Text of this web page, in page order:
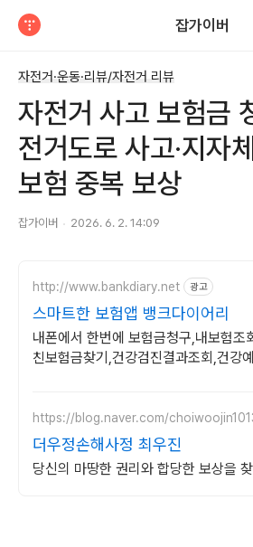
잡가이버
자전거·운동·리뷰/자전거 리뷰
자전거 사고 보험금
전거도로 사고·지자
보험 중복 보상
잡가이버 2026. 6. 2. 14:09
http://www.bankdiary.net 광고
스마트한 보험앱 뱅크다이어리
내폰에서 한번에 보험금청구,내보험조
친보험금찾기,건강검진결과조회,건강
https://blog.naver.com/
더우정손해사정 최우진
당신의 마땅한 권리와 합당한 보상을